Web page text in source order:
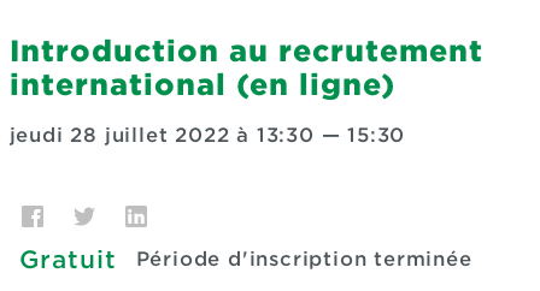
Introduction au recrutement
international (en ligne)
jeudi 28 juillet 2022 à 13:30 —15:30
Gratuit Période d'inscription terminée